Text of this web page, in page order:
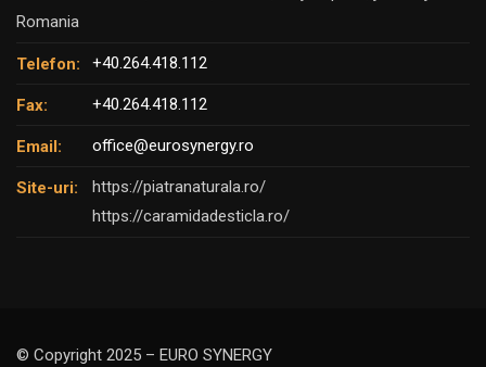
Romania
Telefon: +40.264.418.112
Fax: +40.264.418.112
Email: office@eurosynergy.ro
Site-uri:
https://piatranaturala.ro/
https://caramidadesticla.ro/
© Copyright 2025 – EURO SYNERGY